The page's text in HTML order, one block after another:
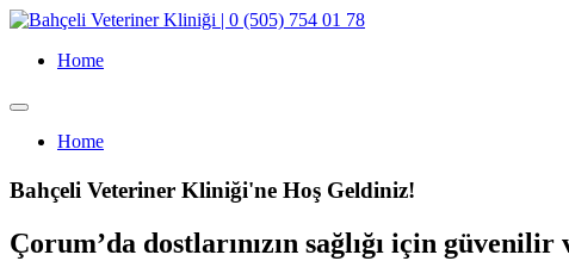
İçeriğe
Home
Menü
Home
Bahçeli Veteriner Kliniği'ne Hoş Geldiniz!
Çorum’da dostlarınızın sağlığı için